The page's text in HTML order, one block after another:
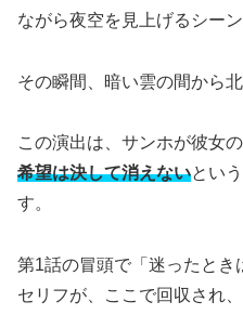
ながら夜空を見上げるシーン
その瞬間、暗い雲の間から
この演出は、サンホが彼女
希望は決して消えないとい
す。
第1話の冒頭で「迷ったとき
セリフが、ここで回収され